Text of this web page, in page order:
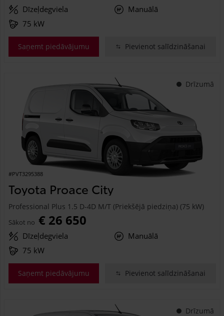
Dīzeļdegviela
Manuālā
75 kW
Saņemt piedāvājumu Pievienot salīdzināšanai
Drīzumā
#PVT3295388
Toyota Proace City
Professional Plus 1.5 D-4D M/T (Priekšējā piedziņa) (75 kW)
Sākot no € 26 650
Dīzeļdegviela
Manuālā
75 kW
Saņemt piedāvājumu Pievienot salīdzināšanai
Drīzumā